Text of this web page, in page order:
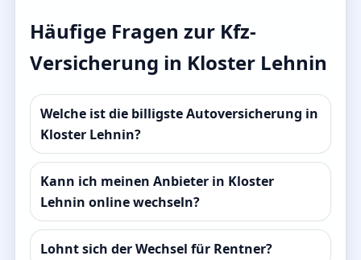
Häufige Fragen zur Kfz-
Versicherung in Kloster Lehnin
Welche ist die billigste Autoversicherung in
Kloster Lehnin?
Kann ich meinen Anbieter in Kloster
Lehnin online wechseln?
Lohnt sich der Wechsel für Rentner?